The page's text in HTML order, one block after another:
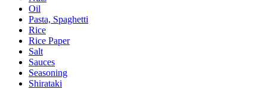
Oil
Pasta, Spaghetti
Rice
Rice Paper
Salt
Sauces
Seasoning
Shirataki